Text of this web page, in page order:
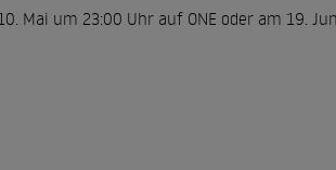
Mai um 23:00 Uhr auf ONE oder am 19.